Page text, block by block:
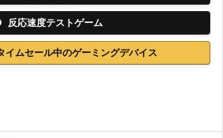
反応速度テストゲーム
イムセール中のゲーミングデバイス